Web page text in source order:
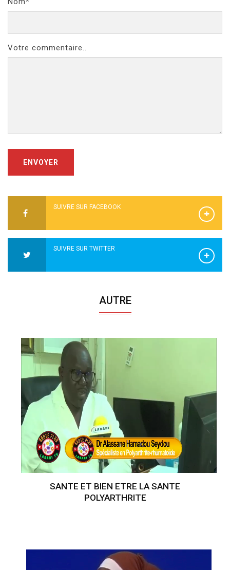
Votre commentaire..
ENVOYER
SUIVRE SUR FACEBOOK
SUIVRE SUR TWITTER
AUTRE
SANTE ET BIEN ETRE LA SANTE
POLYARTHRITE